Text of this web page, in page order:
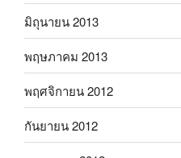
มิถุนายน 2013
พฤษภาคม 2013
พฤศจิกายน 2012
กันยายน 2012